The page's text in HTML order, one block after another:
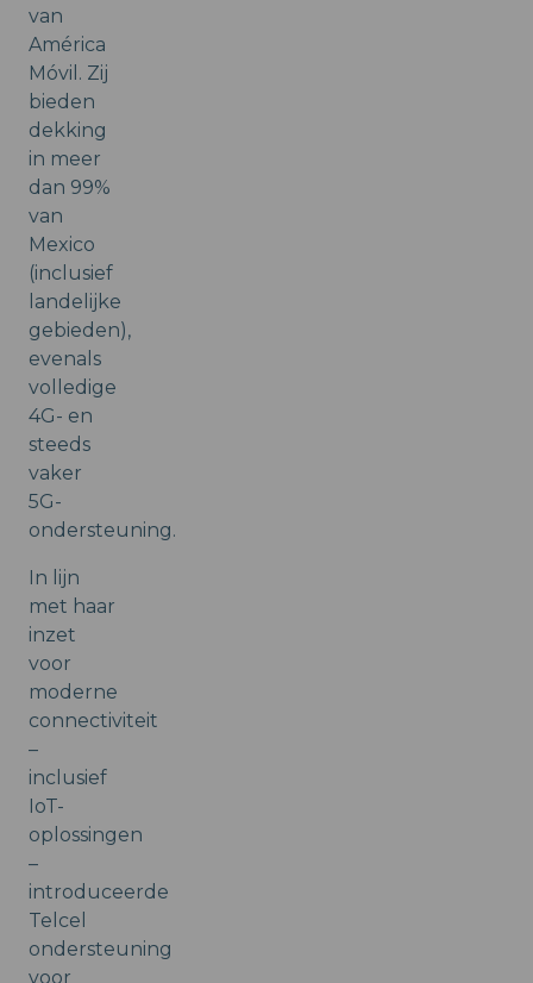
van
América
Móvil. Zij
bieden
dekking
in meer
dan 99%
van
Mexico
(inclusief
landelijke
gebieden),
evenals
volledige
4G- en
steeds
vaker
5G-
ondersteuning.
In lijn
met haar
inzet
voor
moderne
connectiviteit
–
inclusief
IoT-
oplossingen
–
introduceerde
Telcel
ondersteuning
voor